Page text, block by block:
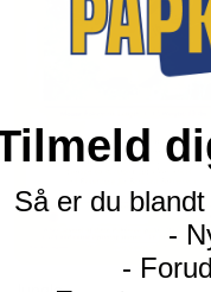
Så er du
-
-